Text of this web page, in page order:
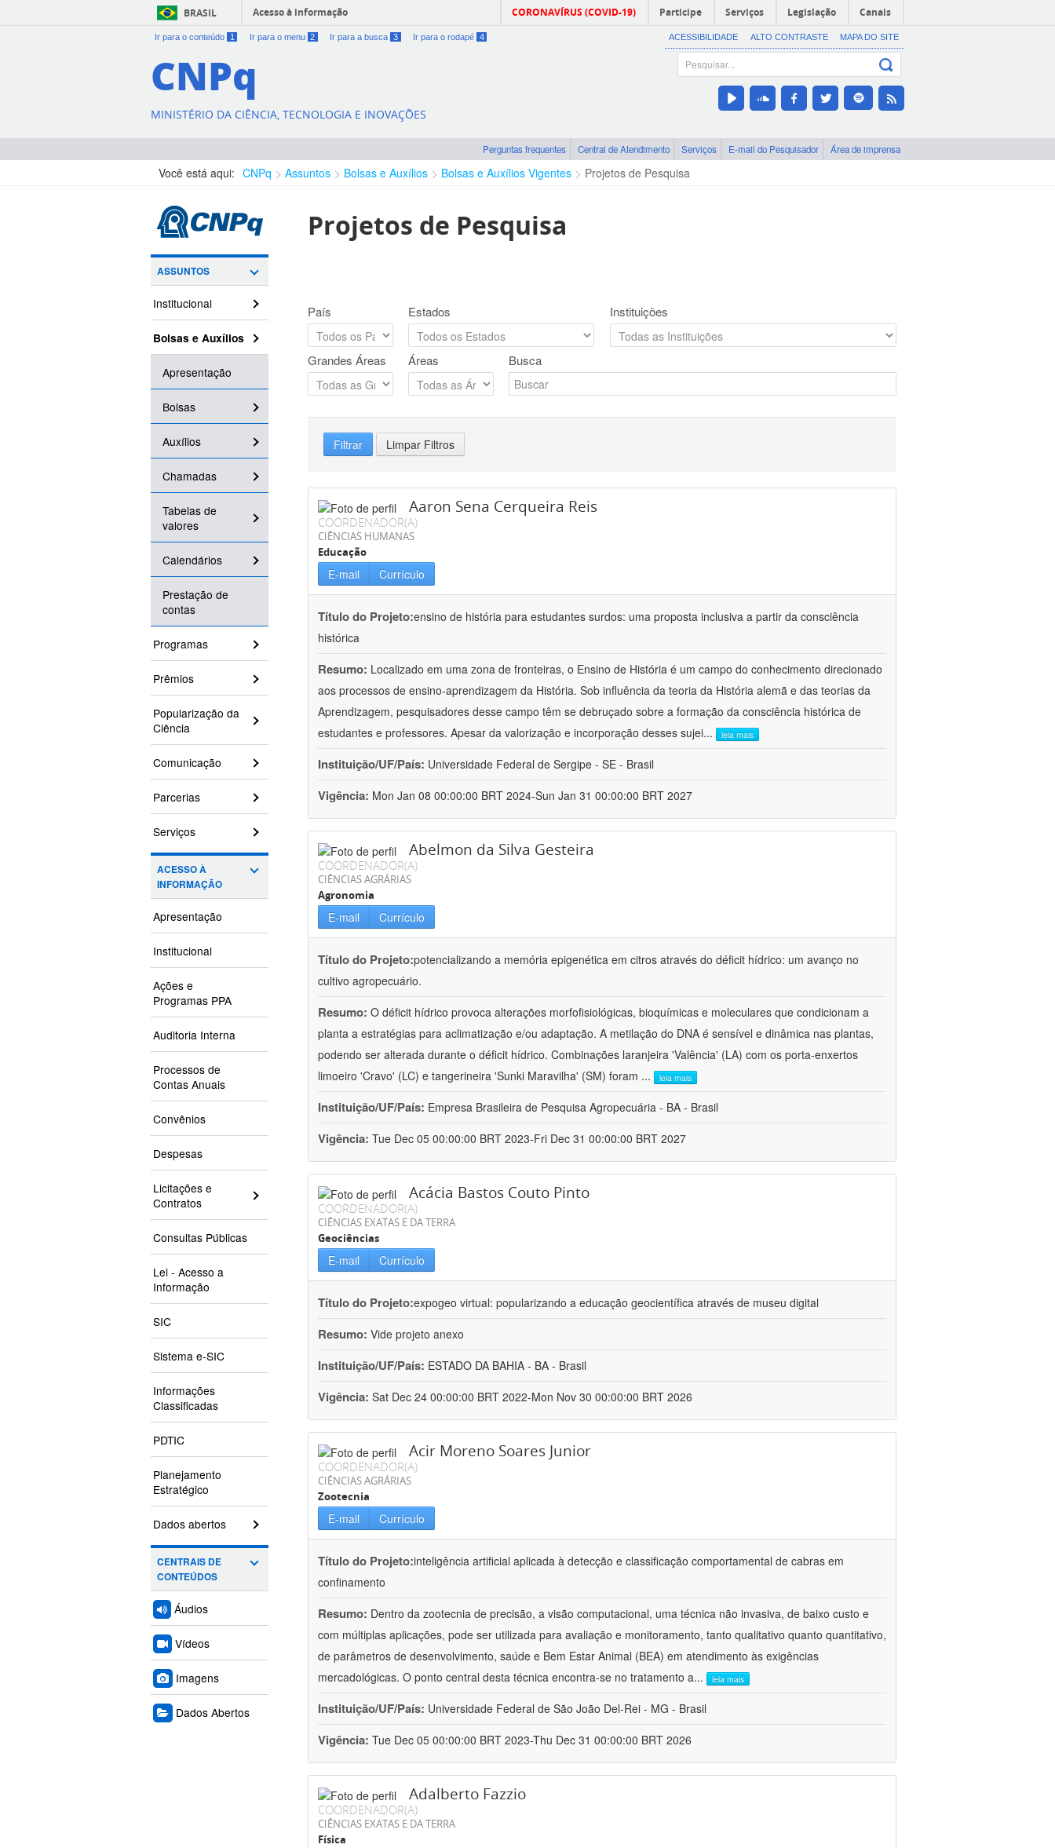
BRASIL Acesso à informação CORONAVÍRUS (COVID-19) Participe Serviços Legislação Canais
Ir para o conteúdo 1 Ir para o menu 2 Ir para a busca 3 Ir para o rodapé 4 ACESSIBILIDADE ALTO CONTRASTE MAPA DO SITE
CNPq
MINISTÉRIO DA CIÊNCIA, TECNOLOGIA E INOVAÇÕES
Perguntas frequentes Central de Atendimento Serviços E-mail do Pesquisador Área de imprensa
Você está aqui: CNPq Assuntos Bolsas e Auxílios Bolsas e Auxílios Vigentes Projetos de Pesquisa
ASSUNTOS
Institucional
Bolsas e Auxílios
Apresentação
Bolsas
Auxílios
Chamadas
Tabelas de
valores
Calendários
Prestação de
contas
Programas
Prêmios
Popularização da
Ciência
Comunicação
Parcerias
Serviços
ACESSO À
INFORMAÇÃO
Apresentação
Institucional
Ações e
Programas PPA
Auditoria Interna
Processos de
Contas Anuais
Convênios
Despesas
Licitações e
Contratos
Consultas Públicas
Lei - Acesso a
Informação
SIC
Sistema e-SIC
Informações
Classificadas
PDTIC
Planejamento
Estratégico
Dados abertos
CENTRAIS DE
CONTEÚDOS
Áudios
Vídeos
Imagens
Dados Abertos
Projetos de Pesquisa
País Estados Instituições
Grandes Áreas Áreas Busca
Filtrar Limpar Filtros
Aaron Sena Cerqueira Reis
COORDENADOR(A)
CIÊNCIAS HUMANAS
Educação
E-mail Currículo
Título do Projeto:ensino de história para estudantes surdos: uma proposta inclusiva a partir da consciência
histórica
Resumo: Localizado em uma zona de fronteiras, o Ensino de História é um campo do conhecimento direcionado
aos processos de ensino-aprendizagem da História. Sob influência da teoria da História alemã e das teorias da
Aprendizagem, pesquisadores desse campo têm se debruçado sobre a formação da consciência histórica de
estudantes e professores. Apesar da valorização e incorporação desses sujei... leia mais
Instituição/UF/País: Universidade Federal de Sergipe - SE - Brasil
Vigência: Mon Jan 08 00:00:00 BRT 2024-Sun Jan 31 00:00:00 BRT 2027
Abelmon da Silva Gesteira
COORDENADOR(A)
CIÊNCIAS AGRÁRIAS
Agronomia
E-mail Currículo
Título do Projeto:potencializando a memória epigenética em citros através do déficit hídrico: um avanço no
cultivo agropecuário.
Resumo: O déficit hídrico provoca alterações morfofisiológicas, bioquímicas e moleculares que condicionam a
planta a estratégias para aclimatização e/ou adaptação. A metilação do DNA é sensível e dinâmica nas plantas,
podendo ser alterada durante o déficit hídrico. Combinações laranjeira 'Valência' (LA) com os porta-enxertos
limoeiro 'Cravo' (LC) e tangerineira 'Sunki Maravilha' (SM) foram ... leia mais
Instituição/UF/País: Empresa Brasileira de Pesquisa Agropecuária - BA - Brasil
Vigência: Tue Dec 05 00:00:00 BRT 2023-Fri Dec 31 00:00:00 BRT 2027
Acácia Bastos Couto Pinto
COORDENADOR(A)
CIÊNCIAS EXATAS E DA TERRA
Geociências
E-mail Currículo
Título do Projeto:expogeo virtual: popularizando a educação geocientífica através de museu digital
Resumo: Vide projeto anexo
Instituição/UF/País: ESTADO DA BAHIA - BA - Brasil
Vigência: Sat Dec 24 00:00:00 BRT 2022-Mon Nov 30 00:00:00 BRT 2026
Acir Moreno Soares Junior
COORDENADOR(A)
CIÊNCIAS AGRÁRIAS
Zootecnia
E-mail Currículo
Título do Projeto:inteligência artificial aplicada à detecção e classificação comportamental de cabras em
confinamento
Resumo: Dentro da zootecnia de precisão, a visão computacional, uma técnica não invasiva, de baixo custo e
com múltiplas aplicações, pode ser utilizada para avaliação e monitoramento, tanto qualitativo quanto quantitativo,
de parâmetros de desenvolvimento, saúde e Bem Estar Animal (BEA) em atendimento às exigências
mercadológicas. O ponto central desta técnica encontra-se no tratamento a... leia mais
Instituição/UF/País: Universidade Federal de São João Del-Rei - MG - Brasil
Vigência: Tue Dec 05 00:00:00 BRT 2023-Thu Dec 31 00:00:00 BRT 2026
Adalberto Fazzio
COORDENADOR(A)
CIÊNCIAS EXATAS E DA TERRA
Física